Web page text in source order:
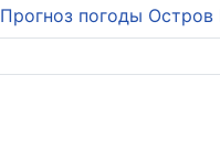
Прогноз погоды